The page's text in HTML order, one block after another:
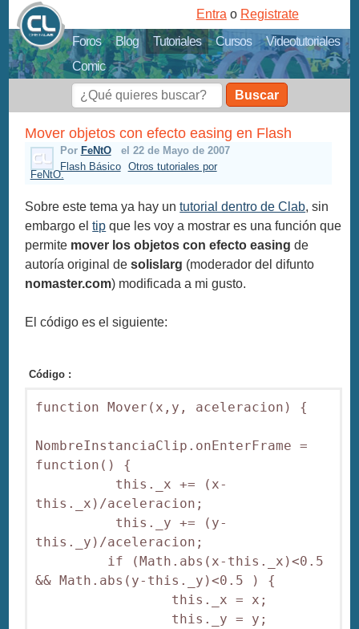
Foros Blog Tutoriales Cursos
Videotutoriales
Comic
Entra o Registrate
Buscar
Mover objetos con efecto easing en Flash
Por FeNtO
el 22 de Mayo de 2007
Flash Básico
Otros tutoriales por
FeNtO.
Sobre este tema ya hay untutorial dentro de Clab, sin
embargo eltip que les voy a mostrar es una función que
permite mover los objetos con efecto easing de
autoría original desolislarg (moderador del difunto
nomaster.com) modificada a mi gusto.
El código es el siguiente:
Código :
function Mover(x,y, aceleracion) {
NombreInstanciaClip.onEnterFrame =
function() {
this._x += (x-
this._x)/aceleracion;
this._y += (y-
this._y)/aceleracion;
if (Math.abs(x-this._x)<0.5
&& Math.abs(y-this._y)<0.5 ) {
this._x = x;
this._y = y;